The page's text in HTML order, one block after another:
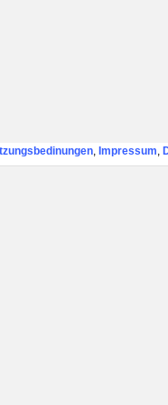
, Impressum,